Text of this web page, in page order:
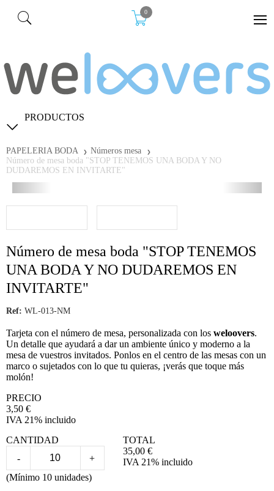
0
PRODUCTOS
PAPELERIA BODA
Números mesa
Número de mesa boda "STOP TENEMOS UNA BODA Y NO
DUDAREMOS EN INVITARTE"
Número de mesa boda "STOP TENEMOS
UNA BODA Y NO DUDAREMOS EN
INVITARTE"
Ref: WL-013-NM
Tarjeta con el número de mesa, personalizada con los weloovers.
Un detalle que ayudará a dar un ambiente único y moderno a la
mesa de vuestros invitados. Ponlos en el centro de las mesas con un
marco o sujetados con lo que tu quieras, ¡verás que toque más
molón!
PRECIO
3,50 €
IVA 21% incluido
CANTIDAD
-
+
(Mínimo 10 unidades)
TOTAL
35,00 €
IVA 21% incluido